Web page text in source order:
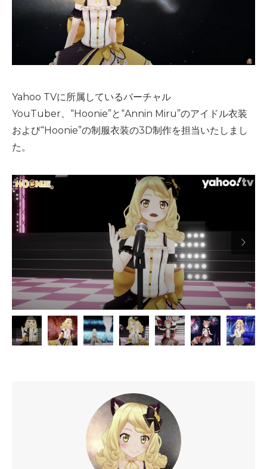
Yahoo TVに所属しているバーチャル
YouTuber、“Hoonie”と“Annin Miru”のアイドル衣装
および“Hoonie”の制服衣装の3D制作を担当いたしまし
た。
